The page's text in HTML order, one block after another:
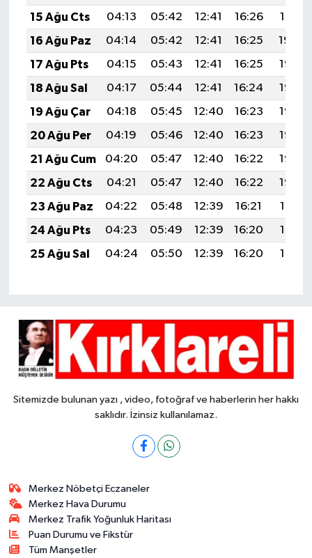
15 Ağu Cts
04:13 05:42 12:41 16:26
19:31
16 Ağu Paz
04:14 05:42 12:41 16:25
19:30
17 Ağu Pts
04:15 05:43 12:41 16:25
19:28
18 Ağu Sal
04:17 05:44 12:41 16:24
19:27
19 Ağu Çar
04:18 05:45 12:40 16:23
19:26
20 Ağu Per
04:19 05:46 12:40 16:23
19:25
21 Ağu Cum
04:20 05:47 12:40 16:22
19:23
22 Ağu Cts
04:21 05:47 12:40 16:22
19:22
23 Ağu Paz
04:22 05:48 12:39 16:21
19:21
24 Ağu Pts
04:23 05:49 12:39 16:20
19:19
25 Ağu Sal
04:24 05:50 12:39 16:20 19:18
Sitemizde bulunan yazı , video, fotoğraf ve haberlerin her hakkı
saklıdır. İzinsiz kullanılamaz.
Merkez Nöbetçi Eczaneler
Merkez Hava Durumu
Merkez Trafik Yoğunluk Haritası
Puan Durumu ve Fikstür
Tüm Manşetler